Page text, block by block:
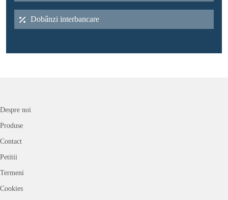
Dobânzi interbancare
Despre noi
Produse
Contact
Petitii
Termeni
Cookies